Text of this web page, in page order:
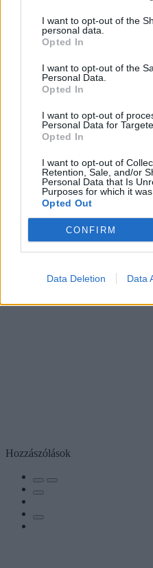
I want to opt-out of the
personal data.
Opted In
I want to opt-out of the
Personal Data.
Opted In
I want to opt-out of
Personal Data for
Opted In
I want to opt-out of
Retention, Sale, and/or
Personal Data that Is
Purposes for which it was
Opted Out
CONFIRM
Data Deletion Data
Hozzászólások